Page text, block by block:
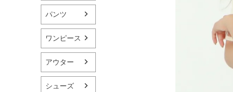
パンツ
ワンピース
アウター
シューズ